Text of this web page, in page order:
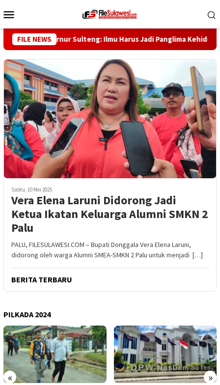
ke
Mobile
FILE NEWS
Gubernur Sulteng: Ilmu Harus Jadi Panglima Kehidupan
Sabtu, 10 Mei 2025
Vera Elena Laruni Didorong Jadi
Ketua Ikatan Keluarga Alumni SMKN 2
Palu
PALU, FILESULAWESI.COM – Bupati Donggala Vera Elena Laruni,
didorong oleh warga Alumni SMEA-SMKN 2 Palu untuk menjadi […]
BERITA TERBARU
PILKADA 2024
« »